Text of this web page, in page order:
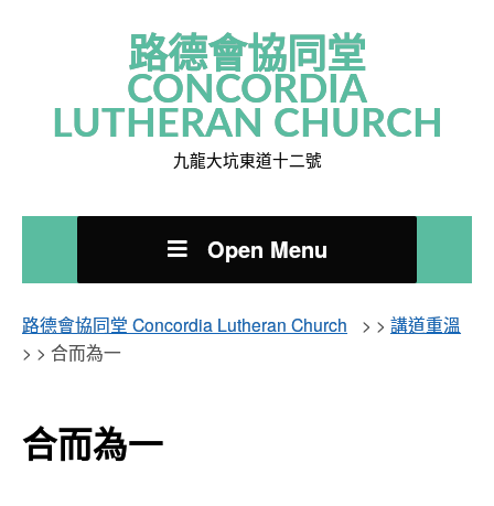
路德會協同堂
CONCORDIA
LUTHERAN CHURCH
九龍大坑東道十二號
Open Menu
路德會協同堂 Concordia Lutheran Church > > 講道重溫
> > 合而為一
合而為一